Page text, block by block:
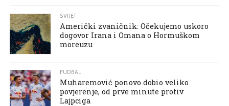
SVIJET
Američki zvaničnik: Očekujemo uskoro
dogovor Irana i Omana o Hormuškom
moreuzu
FUDBAL
Muharemović ponovo dobio veliko
povjerenje, od prve minute protiv
Lajpciga